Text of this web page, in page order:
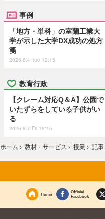
事例
「地方・単科」の室蘭工業大
学が示した大学DX成功の処方
箋
2026.8.4 Tue 12:15
教育行政
【クレーム対応Q＆A】公園で
いたずらをしている子供がい
る
2026.8.7 Fri 19:45
ホーム › 教材・サービス › 授業 › 記事
Home
Official
Facebook